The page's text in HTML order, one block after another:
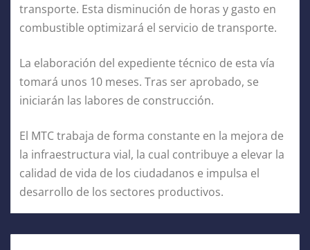
transporte. Esta disminución de horas y gasto en
combustible optimizará el servicio de transporte.
La elaboración del expediente técnico de esta vía
tomará unos 10 meses. Tras ser aprobado, se
iniciarán las labores de construcción.
El MTC trabaja de forma constante en la mejora de
la infraestructura vial, la cual contribuye a elevar la
calidad de vida de los ciudadanos e impulsa el
desarrollo de los sectores productivos.